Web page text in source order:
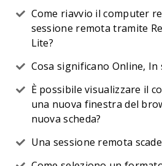
Come riavvio il computer
sessione remota tramite
Lite?
Cosa significano Online, In
È possibile visualizzare il
una nuova finestra del
nuova scheda?
Una sessione remota